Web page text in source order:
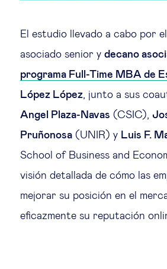
Gestión pública
Tecnología &
Ética empresarial
Sobre
Insights & knowledge by
El estudio llevado a cabo por
asociado senior y decano
programa Full-Time MBA de
López López, junto a sus
Angel Plaza-Navas (CSIC),
Pruñonosa (UNIR) y Luis F.
School of Business and
visión detallada de cómo las
mejorar su posición en el
eficazmente su reputación